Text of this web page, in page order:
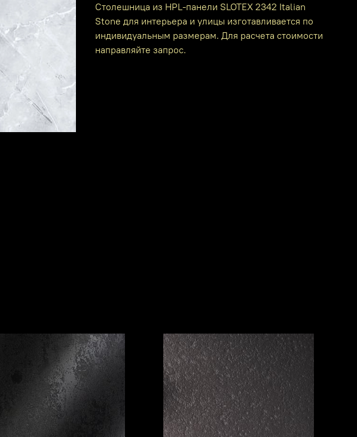
Столешница из HPL-панели SLOTEX 2342 Italian
Stone для интерьера и улицы изготавливается по
индивидуальным размерам. Для расчета стоимости
направляйте запрос.